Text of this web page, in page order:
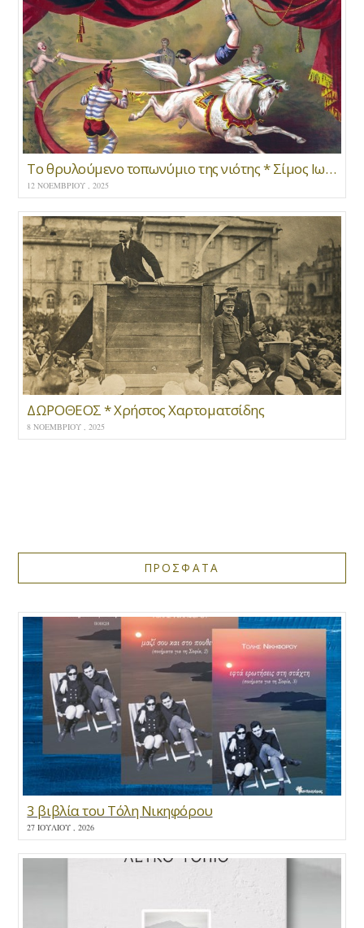
Το θρυλούμενο τοπωνύμιο της νιότης * Σίμος Ιωσηφίδης
12 ΝΟΕΜΒΡΊΟΥ , 2025
ΔΩΡΟΘΕΟΣ * Χρήστος Χαρτοματσίδης
8 ΝΟΕΜΒΡΊΟΥ , 2025
ΠΡΟΣΦΑΤΑ
3 βιβλία του Τόλη Νικηφόρου
27 ΙΟΥΛΊΟΥ , 2026